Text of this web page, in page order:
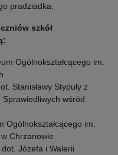
pradziadka.
szkół
Ogólnokształcącego im.
Stanisławy Stypuły z
Sprawiedliwych wśród
im.
Chrzanowie
Józefa i Walerii